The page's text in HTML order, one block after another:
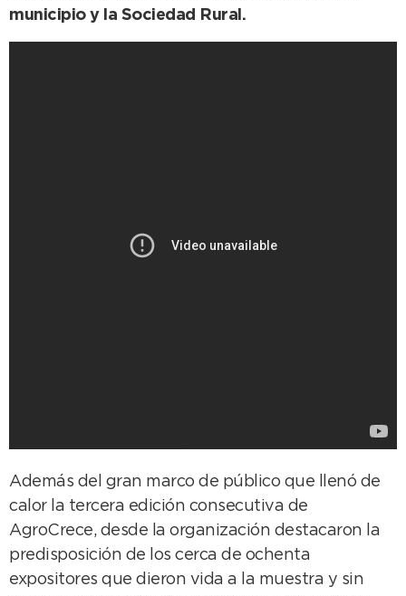
municipio y la Sociedad Rural.
Además del gran marco de público que llenó de
calor la tercera edición consecutiva de
AgroCrece, desde la organización destacaron la
predisposición de los cerca de ochenta
expositores que dieron vida a la muestra y sin